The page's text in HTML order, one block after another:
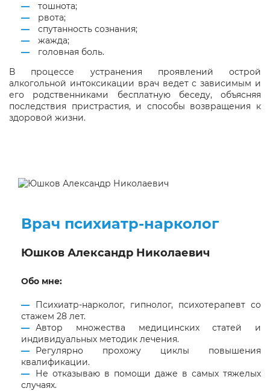
тошнота;
рвота;
спутанность сознания;
жажда;
головная боль.
В процессе устранения проявлений острой
алкогольной интоксикации врач ведет с зависимым и
его родственниками бесплатную беседу, объясняя
последствия пристрастия, и способы возвращения к
здоровой жизни.
Врач психиатр-нарколог
Юшков Александр Николаевич
Обо мне:
Психиатр-нарколог, гипнолог, психотерапевт со
стажем 28 лет.
Автор множества медицинских статей и
индивидуальных методик лечения.
Регулярно прохожу циклы повышения
квалификации.
Не отказываю в помощи даже в самых тяжелых
случаях.